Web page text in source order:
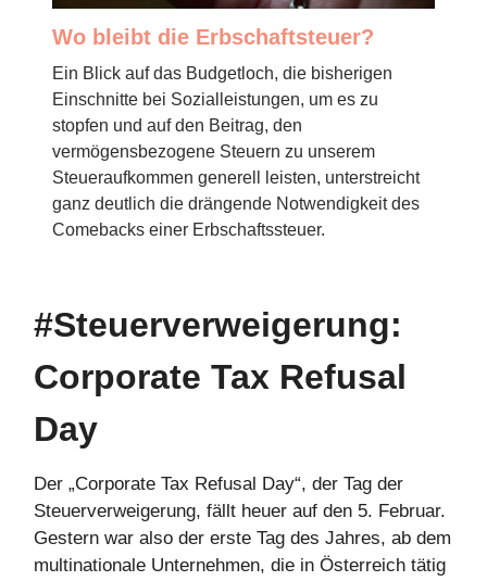
Wo bleibt die Erbschaftsteuer?
Ein Blick auf das Budgetloch, die bisherigen
Einschnitte bei Sozialleistungen, um es zu
stopfen und auf den Beitrag, den
vermögensbezogene Steuern zu unserem
Steueraufkommen generell leisten, unterstreicht
ganz deutlich die drängende Notwendigkeit des
Comebacks einer Erbschaftssteuer.
#Steuerverweigerung:
Corporate Tax Refusal
Day
Der „Corporate Tax Refusal Day“, der Tag der
Steuerverweigerung, fällt heuer auf den 5. Februar.
Gestern war also der erste Tag des Jahres, ab dem
multinationale Unternehmen, die in Österreich tätig